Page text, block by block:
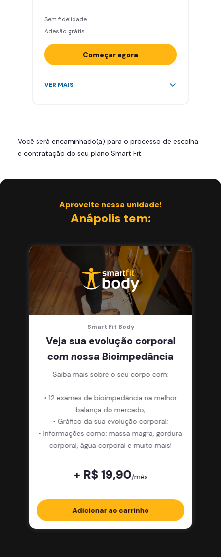
Sem fidelidade
Adesão grátis
Começar agora
Acesso ilimitado a +2.000
Área de musculação e aeróbicos
Smart Fit App
VER MAIS
Você será encaminhado(a) para o processo de escolha
e contratação do seu plano Smart Fit.
Aproveite nessa unidade!
Anápolis tem:
Smart Fit Body
Veja sua evolução corporal
com nossa Bioimpedância
Saiba mais sobre o seu corpo com:
• 12 exames de bioimpedância na melhor
balança do mercado;
• Gráfico da sua evolução corporal;
• Informações como: massa magra, gordura
corporal, água corporal e muito mais!
+ R$ 19,90/mês
Adicionar ao carrinho